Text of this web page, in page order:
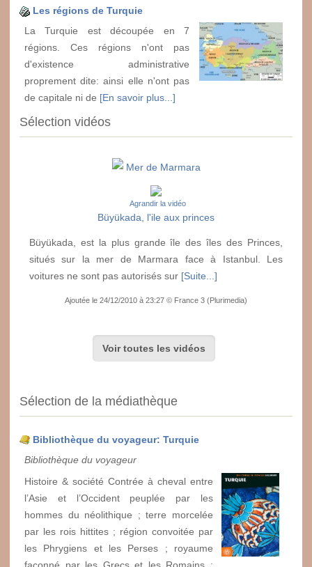
Les régions de Turquie
La Turquie est découpée en 7
régions. Ces régions n'ont pas
d'existence administrative
proprement dite: ainsi elle n'ont pas
de capitale ni de [En savoir plus...]
Sélection vidéos
Mer de Marmara
Agrandir la vidéo
Büyükada, l'ile aux princes
Büyükada, est la plus grande île des îles des Princes,
situés sur la mer de Marmara face à Istanbul. Les
voitures ne sont pas autorisés sur [Suite...]
Ajoutée le 24/12/2010 à 23:27 © France 3 (Plurimedia)
Voir toutes les vidéos
Sélection de la médiathèque
Bibliothèque du voyageur: Turquie
Bibliothèque du voyageur
Histoire & société Contrée à cheval entre
l’Asie et l’Occident peuplée par les
hommes du néolithique ; terre morcelée
par les rois hittites ; région convoitée par
les Phrygiens et les Perses ; royaume